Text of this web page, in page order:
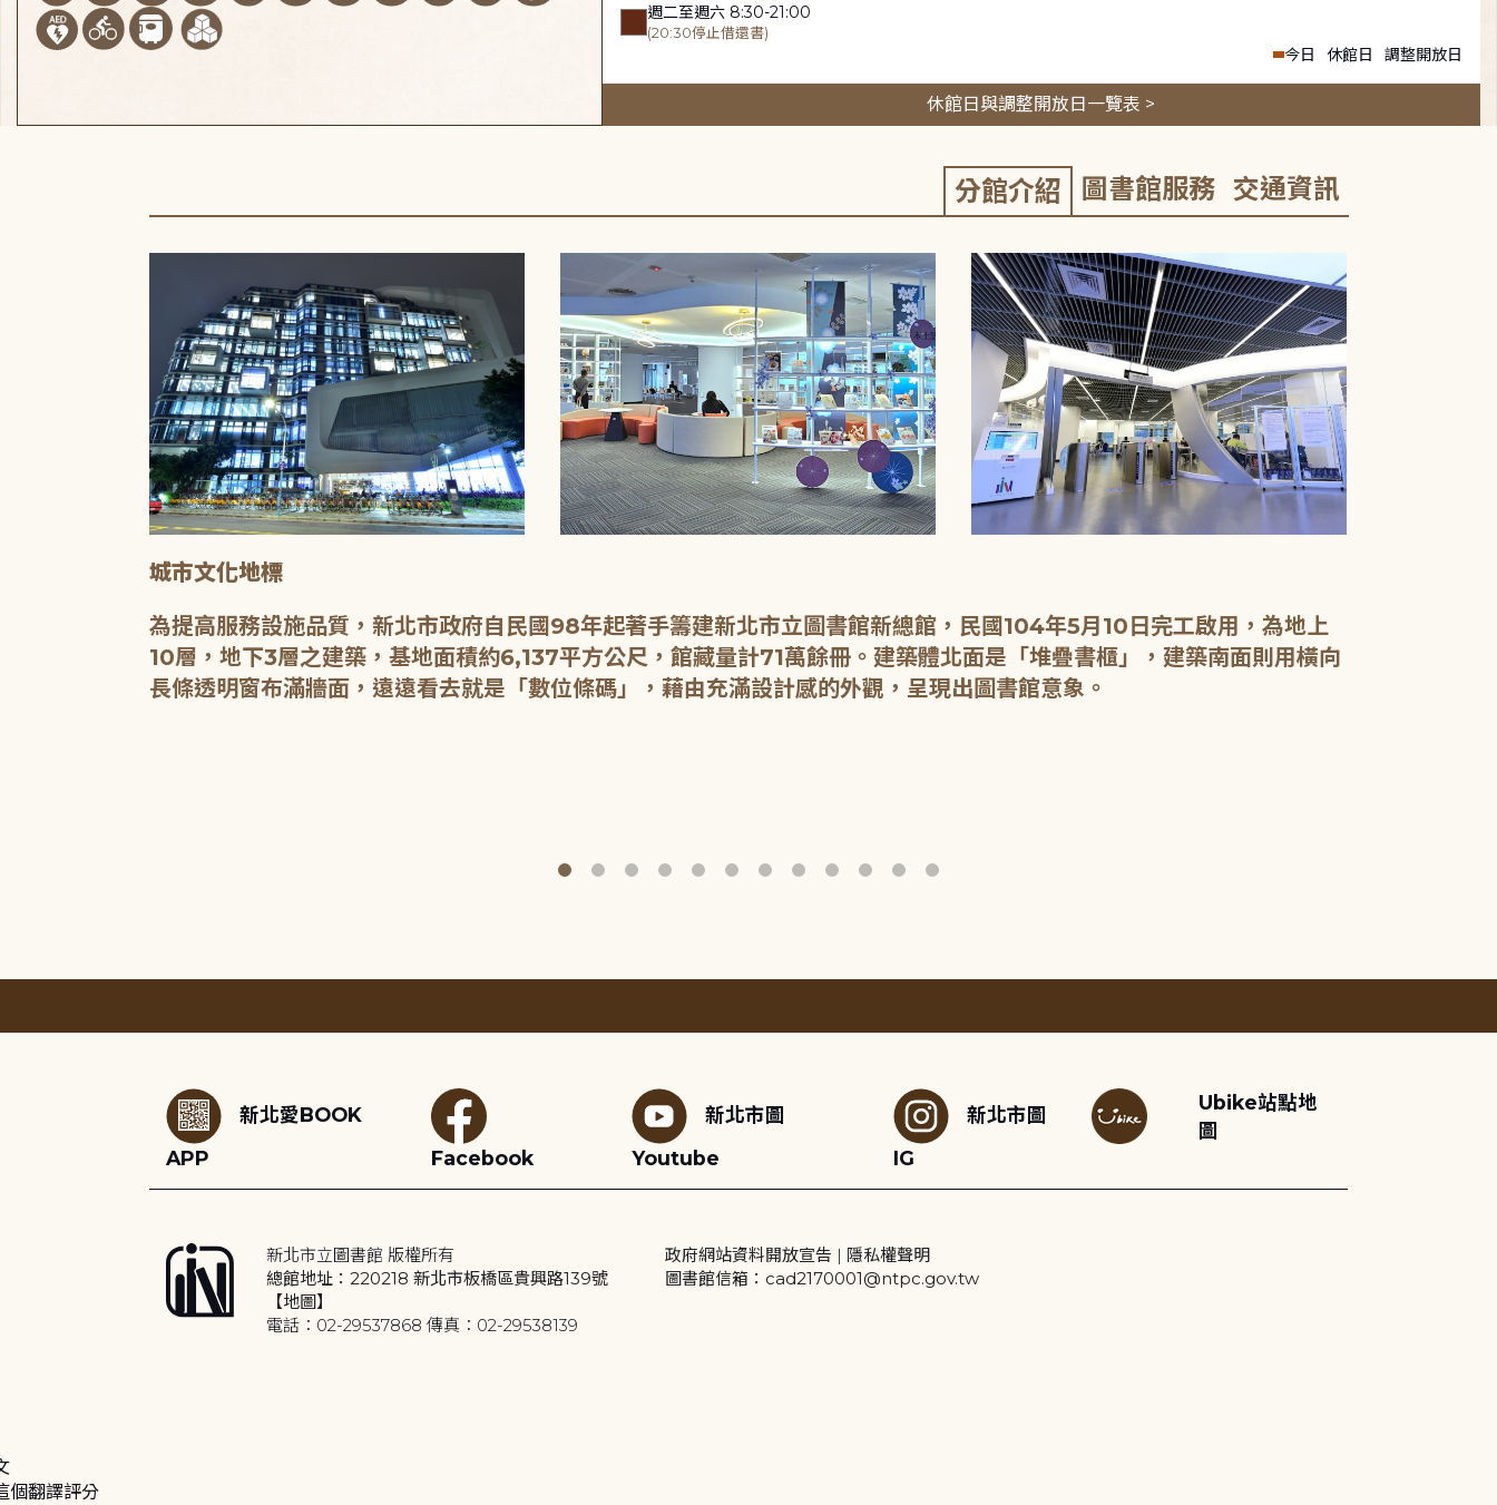
週二至週六 8:30-21:00
(20:30停止借還書)
今日 休館日 調整開放日
休館日與調整開放日一覽表 >
分館介紹 圖書館服務 交通資訊
城市文化地標
為提高服務設施品質，新北市政府自民國98年起著手籌建新北市立圖書館新總館，民國104年5月10日完工啟用，為地上
10層，地下3層之建築，基地面積約6,137平方公尺，館藏量計71萬餘冊。建築體北面是「堆疊書櫃」，建築南面則用橫向
長條透明窗布滿牆面，遠遠看去就是「數位條碼」，藉由充滿設計感的外觀，呈現出圖書館意象。
新北愛BOOK
APP
Facebook
新北市圖
Youtube
新北市圖
IG
Ubike站點地
圖
新北市立圖書館 版權所有
總館地址：220218 新北市板橋區貴興路139號
【地圖】
電話：02-29537868 傳真：02-29538139
政府網站資料開放宣告 | 隱私權聲明
圖書館信箱：cad2170001@ntpc.gov.tw
個翻譯評分